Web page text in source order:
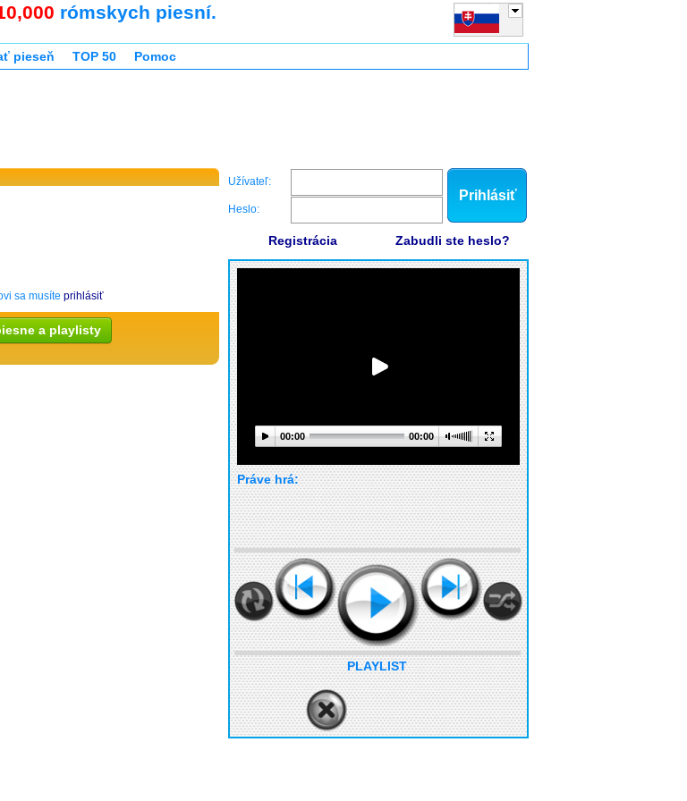
rómskych piesní.
pieseň TOP 50 Pomoc
sa musíte prihlásiť
a playlisty
Užívateľ:
Heslo:
Prihlásiť
Registrácia Zabudli ste heslo?
00:00 00:00
Práve hrá:
PLAYLIST